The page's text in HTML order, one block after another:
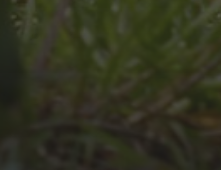
UNSER JAHRBUCH 2025/2026